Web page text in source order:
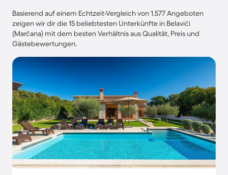
Basierend auf einem Echtzeit-Vergleich von 1.577 Angeboten
zeigen wir dir die 15 beliebtesten Unterkünfte in Belavići
(Marčana) mit dem besten Verhältnis aus Qualität, Preis und
Gästebewertungen.